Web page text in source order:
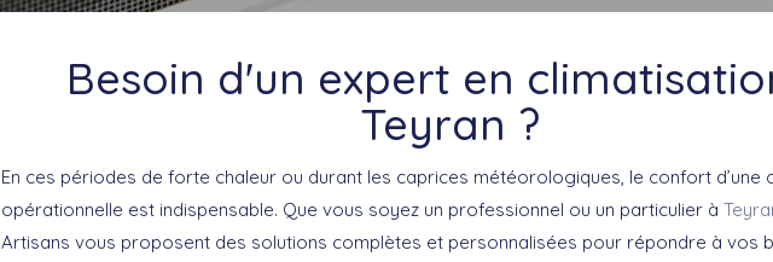
Besoin d'un expert en
Teyran ?
En ces périodes de forte chaleur ou durant les caprices météorologiques, le confort d’une
opérationnelle est indispensable. Que vous soyez un professionnel ou un particulier à
Artisans vous proposent des solutions complètes et personnalisées pour répondre à vos